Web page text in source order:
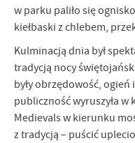
w parku paliło się
kiełbaski z chlebem,
Kulminacją dnia był
tradycją nocy
były obrzędowość,
publiczność wyruszyła w
Medievals w kierunku
z tradycją – puścić